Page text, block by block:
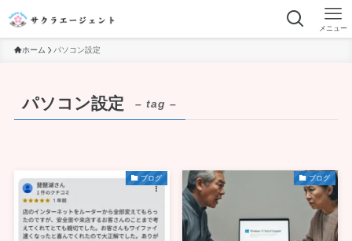
メニュー
ホーム パソコン設定
パソコン設定 – tag –
ブログ ブログ